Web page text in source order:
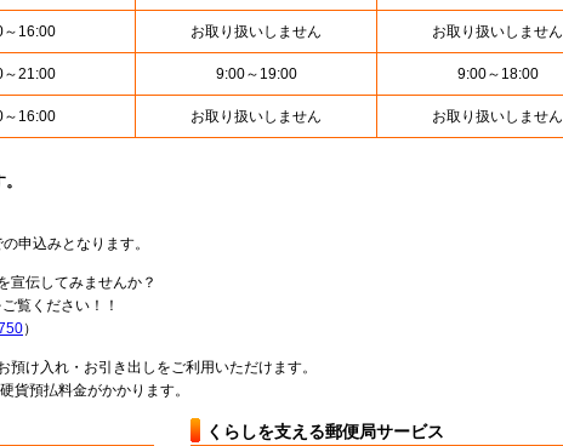
～16:00 お取り扱いしません お取り扱いしません
～21:00 9:00～19:00 9:00～18:00
～16:00 お取り扱いしません お取り扱いしません
申込みとなります。
宣伝してみませんか？
覧ください！！
）
け入れ・お引き出しをご利用いただけます。
貨預払料金がかかります。
くらしを支える郵便局サービス